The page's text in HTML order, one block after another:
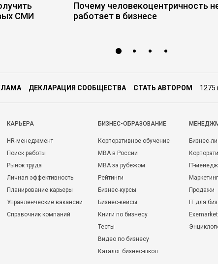
СМИ
Почему человекоцентричность
работает в бизнесе
ДЕКЛАРАЦИЯ СООБЩЕСТВА СТАТЬ АВТОРОМ 1275
КАРЬЕРА
HR-менеджмент
Поиск работы
Рынок труда
Личная эффективность
Планирование карьеры
Управленческие вакансии
Справочник компаний
БИЗНЕС-ОБРАЗОВАНИЕ
Корпоративное обучение
MBA в России
MBA за рубежом
Рейтинги
Бизнес-курсы
Бизнес-кейсы
Книги по бизнесу
Тесты
Видео по бизнесу
Каталог бизнес-школ
Бизнес-
IT-
Маркетинг
Продажи
IT для
Exemarket